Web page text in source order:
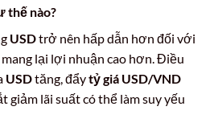
thế nào?
USDtrở nên hấp dẫn hơn đối với
lại lợi nhuận cao hơn. Điều
USDtăng, đẩytỷ giá USD/VND
giảm lãi suất có thể làm suy yếu